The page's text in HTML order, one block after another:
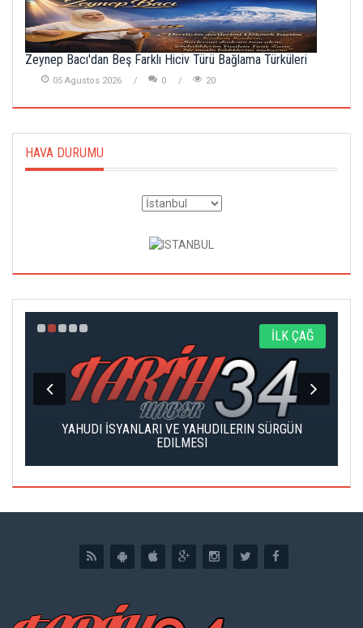
Zeynep Bacı'dan Beş Farklı Hiciv Türü Bağlama Türküleri
05 Agustos 2026 0 20
HAVA DURUMU
İLK ÇAĞ
YAHUDI İSYANLARI VE YAHUDILERIN SÜRGÜN
EDILMESI